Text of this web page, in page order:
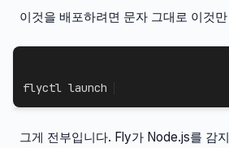
이것을 배포하려면 문자 그대로 이것
flyctl launch
그게 전부입니다. Fly가 Node.js를 감